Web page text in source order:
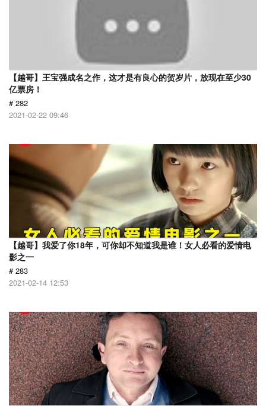
【越哥】王宝强成名之作，这才是有良心的贺岁片，放现在至少30
亿票房！
# 282
2021-02-22 09:46
【越哥】我爱了你18年，可你却不知道我是谁！女人必看的爱情电
影之一
# 283
2021-02-14 12:53